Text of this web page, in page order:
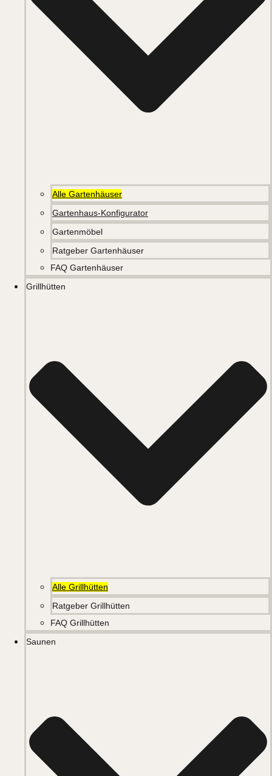
Alle Gartenhäuser
Gartenhaus-Konfigurator
Gartenmöbel
Ratgeber Gartenhäuser
FAQ Gartenhäuser
Grillhütten
Alle Grillhütten
Ratgeber Grillhütten
FAQ Grillhütten
Saunen